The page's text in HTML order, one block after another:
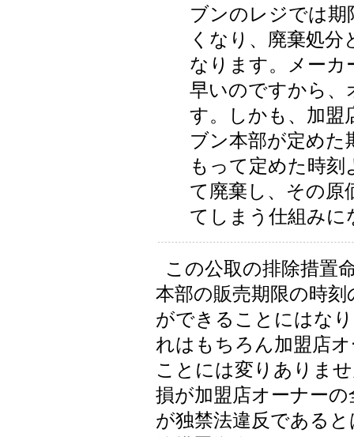
ブンのレジでは期
くなり、廃棄処
なります。メーカ
早いのですから、
す。しかも、加盟
ブン本部が定めた
もって定めた時刻
て廃棄し、その原
てしまう仕組み
この公取の排除措置
本部の販売期限の時
ができることにはな
れはもちろん加盟店
ことには変りありま
損が加盟店オーナー
が独禁法違反である